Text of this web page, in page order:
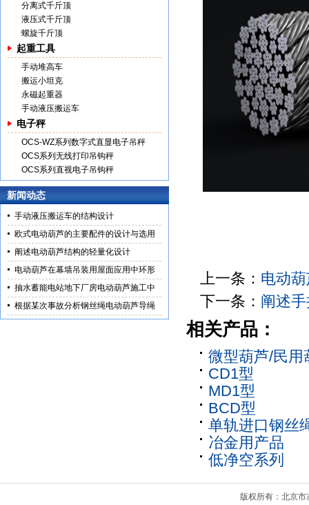
分离式千斤顶
液压式千斤顶
螺旋千斤顶
起重工具
手动堆高车
搬运小坦克
永磁起重器
手动液压搬运车
电子秤
OCS-WZ系列数字式直显电子吊秤
OCS系列无线打印吊钩秤
OCS系列直视电子吊钩秤
新闻动态
手动液压搬运车的结构设计
欧式电动葫芦的主要配件的设计与选用
阐述电动葫芦结构的轻量化设计
电动葫芦在幕墙吊装用屋面应用中环形
抽水蓄能电站地下厂房电动葫芦施工中
根据某次事故分析钢丝绳电动葫芦导绳
上一条： 电动
下一条： 阐述
相关产品：
微型葫芦/民用
CD1型
MD1型
BCD型
单轨进口钢丝
冶金用产品
低净空系列
版权所有：北京